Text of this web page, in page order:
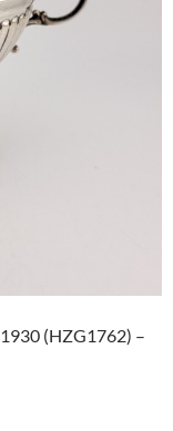
(HZG1762) –